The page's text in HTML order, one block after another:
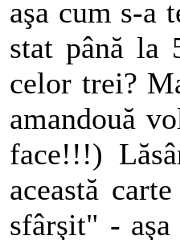
aşa cum s-a
stat până la
celor trei?
amandouă
face!!!)
această
sfârşit" -